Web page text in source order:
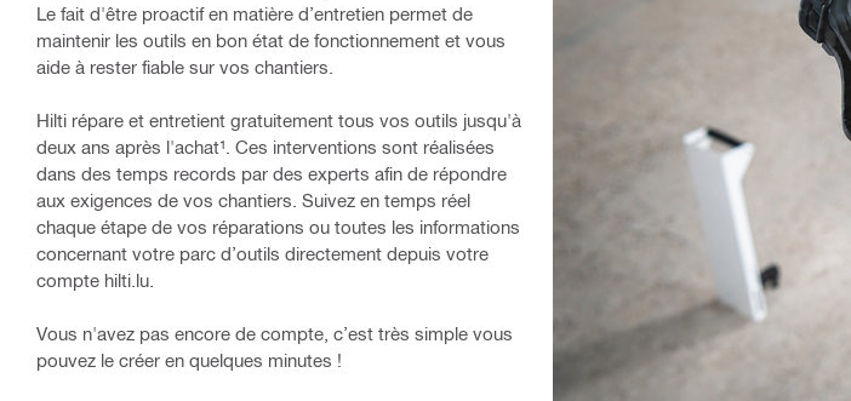
Le fait d'être proactif en matière d’entretien permet de
maintenir les outils en bon état de fonctionnement et vous
aide à rester fiable sur vos chantiers.
Hilti répare et entretient gratuitement tous vos outils jusqu'à
deux ans après l'achat¹. Ces interventions sont réalisées
dans des temps records par des experts afin de répondre
aux exigences de vos chantiers. Suivez en temps réel
chaque étape de vos réparations ou toutes les informations
concernant votre parc d’outils directement depuis votre
compte hilti.lu.
Vous n'avez pas encore de compte, c’est très simple vous
pouvez le créer en quelques minutes !